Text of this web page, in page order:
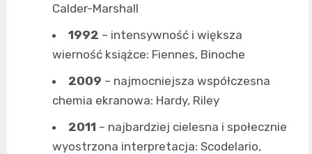
Calder-Marshall
1992 – intensywność i większa
wierność książce: Fiennes, Binoche
2009 – najmocniejsza współczesna
chemia ekranowa: Hardy, Riley
2011 – najbardziej cielesna i społecznie
wyostrzona interpretacja: Scodelario,